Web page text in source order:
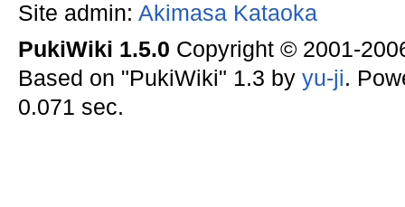
Site admin: Akimasa Kataoka
PukiWiki 1.5.0 Copyright © 2001-
Based on "PukiWiki" 1.3 by yu-ji.
0.071 sec.